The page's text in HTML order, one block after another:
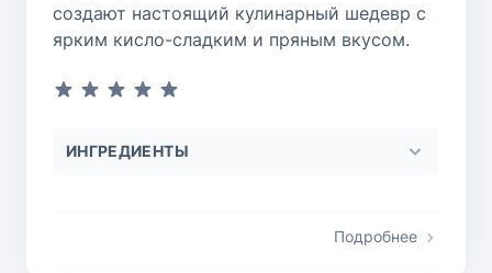
создают настоящий кулинарный шедевр с
ярким кисло-сладким и пряным вкусом.
ИНГРЕДИЕНТЫ
Подробнее